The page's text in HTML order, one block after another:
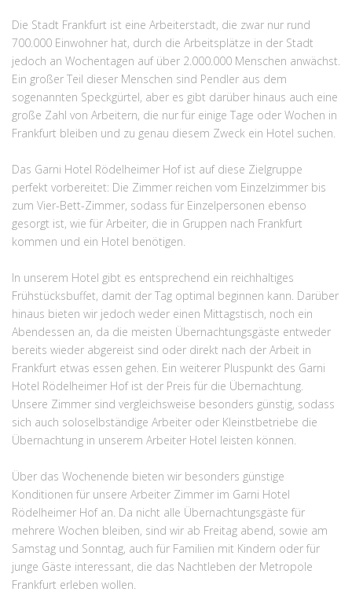
Die Stadt Frankfurt ist eine Arbeiterstadt, die zwar nur rund
700.000 Einwohner hat, durch die Arbeitsplätze in der Stadt
jedoch an Wochentagen auf über 2.000.000 Menschen anwächst.
Ein großer Teil dieser Menschen sind Pendler aus dem
sogenannten Speckgürtel, aber es gibt darüber hinaus auch eine
große Zahl von Arbeitern, die nur für einige Tage oder Wochen in
Frankfurt bleiben und zu genau diesem Zweck ein Hotel suchen.
Das Garni Hotel Rödelheimer Hof ist auf diese Zielgruppe
perfekt vorbereitet: Die Zimmer reichen vom Einzelzimmer bis
zum Vier-Bett-Zimmer, sodass für Einzelpersonen ebenso
gesorgt ist, wie für Arbeiter, die in Gruppen nach Frankfurt
kommen und ein Hotel benötigen.
In unserem Hotel gibt es entsprechend ein reichhaltiges
Frühstücksbuffet, damit der Tag optimal beginnen kann. Darüber
hinaus bieten wir jedoch weder einen Mittagstisch, noch ein
Abendessen an, da die meisten Übernachtungsgäste entweder
bereits wieder abgereist sind oder direkt nach der Arbeit in
Frankfurt etwas essen gehen. Ein weiterer Pluspunkt des Garni
Hotel Rödelheimer Hof ist der Preis für die Übernachtung.
Unsere Zimmer sind vergleichsweise besonders günstig, sodass
sich auch soloselbständige Arbeiter oder Kleinstbetriebe die
Übernachtung in unserem Arbeiter Hotel leisten können.
Über das Wochenende bieten wir besonders günstige
Konditionen für unsere Arbeiter Zimmer im Garni Hotel
Rödelheimer Hof an. Da nicht alle Übernachtungsgäste für
mehrere Wochen bleiben, sind wir ab Freitag abend, sowie am
Samstag und Sonntag, auch für Familien mit Kindern oder für
junge Gäste interessant, die das Nachtleben der Metropole
Frankfurt erleben wollen.